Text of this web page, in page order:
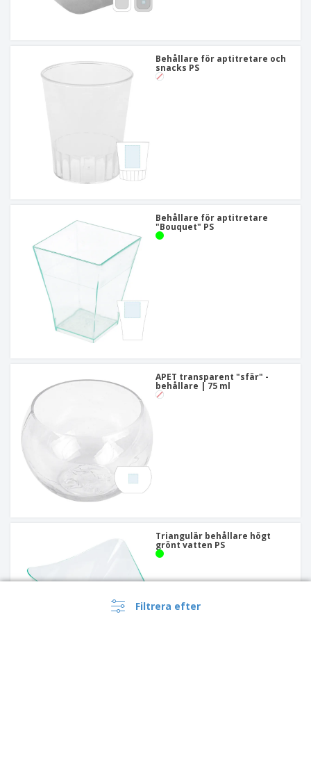
Filtrera efter
Behållare för aptitretare och
snacks PS
Behållare för aptitretare
"Bouquet" PS
APET transparent "sfär" -
behållare | 75 ml
Triangulär behållare högt
grönt vatten PS